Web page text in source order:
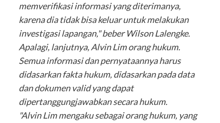
memverifikasi informasi yang diterimanya,
karena dia tidak bisa keluar untuk melakukan
investigasi lapangan," beber Wilson Lalengke.
Apalagi, lanjutnya, Alvin Lim orang hukum.
Semua informasi dan pernyataannya harus
didasarkan fakta hukum, didasarkan pada data
dan dokumen valid yang dapat
dipertanggungjawabkan secara hukum.
"Alvin Lim mengaku sebagai orang hukum, yang